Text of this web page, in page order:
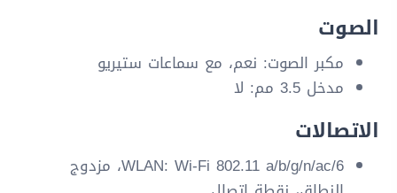
الصوت
مكبر الصوت: نعم، مع سماعات ستيريو
مدخل 3.5 مم: لا
الاتصالات
WLAN: Wi-Fi 802.11 a/b/g/n/ac/6، مزدوج